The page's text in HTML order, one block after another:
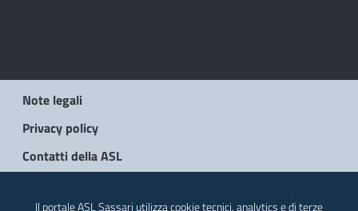
Note legali
Privacy policy
Contatti della ASL
Il portale ASL Sassari utilizza cookie tecnici, analytics e di terze